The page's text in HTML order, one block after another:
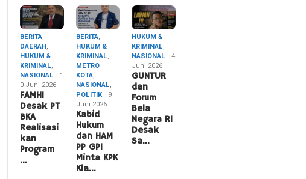
BERITA,
DAERAH,
HUKUM &
KRIMINAL,
NASIONAL
1
0 Juni 2026
FAMHI
Desak PT
BKA
Realisasi
kan
Program
…
BERITA,
HUKUM &
KRIMINAL,
METRO
KOTA,
NASIONAL,
POLITIK
9
Juni 2026
Kabid
Hukum
dan HAM
PP GPI
Minta KPK
Kla…
HUKUM &
KRIMINAL,
NASIONAL
4
Juni 2026
GUNTUR
dan
Forum
Bela
Negara RI
Desak
Sa…